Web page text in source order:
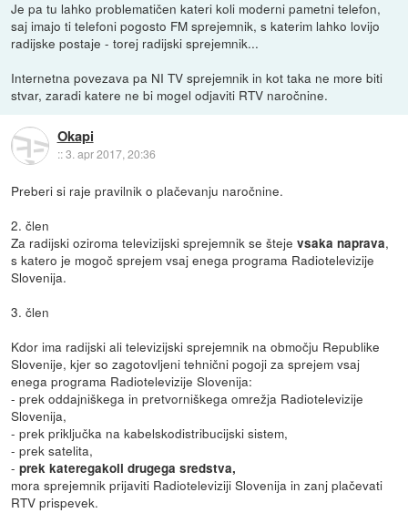
Je pa tu lahko problematičen kateri koli moderni pametni telefon,
saj imajo ti telefoni pogosto FM sprejemnik, s katerim lahko lovijo
radijske postaje - torej radijski sprejemnik...
Internetna povezava pa NI TV sprejemnik in kot taka ne more biti
stvar, zaradi katere ne bi mogel odjaviti RTV naročnine.
Okapi
::3. apr 2017, 20:36
Preberi si raje pravilnik o plačevanju naročnine.
2. člen
Za radijski oziroma televizijski sprejemnik se štejevsaka naprava,
s katero je mogoč sprejem vsaj enega programa Radiotelevizije
Slovenija.
3. člen
Kdor ima radijski ali televizijski sprejemnik na območju Republike
Slovenije, kjer so zagotovljeni tehnični pogoji za sprejem vsaj
enega programa Radiotelevizije Slovenija:
- prek oddajniškega in pretvorniškega omrežja Radiotelevizije
Slovenija,
- prek priključka na kabelskodistribucijski sistem,
- prek satelita,
-prek kateregakoli drugega sredstva,
mora sprejemnik prijaviti Radioteleviziji Slovenija in zanj plačevati
RTV prispevek.